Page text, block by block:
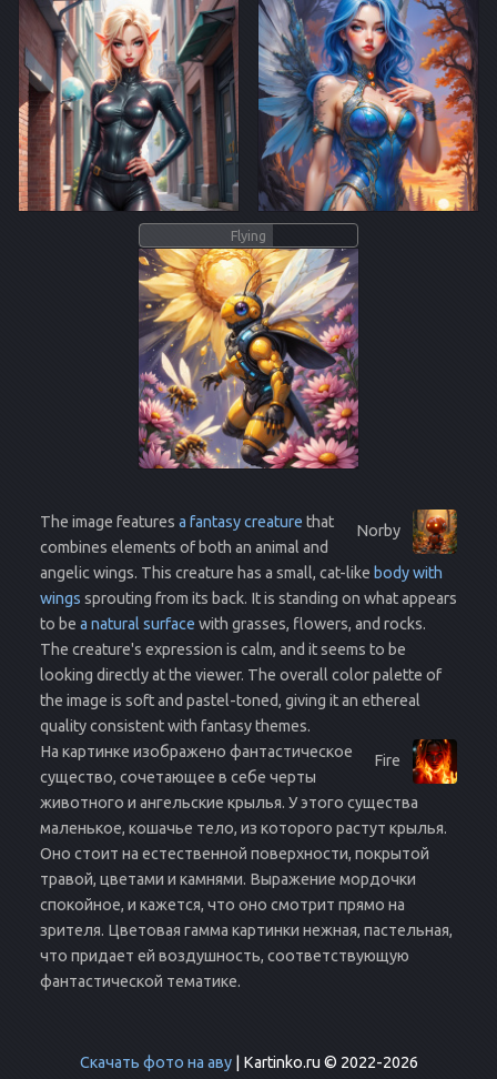
Flying
Norby
The image features a fantasy creature that
combines elements of both an animal and
angelic wings. This creature has a small, cat-like body with
wings sprouting from its back. It is standing on what appears
to be a natural surface with grasses, flowers, and rocks.
The creature's expression is calm, and it seems to be
looking directly at the viewer. The overall color palette of
the image is soft and pastel-toned, giving it an ethereal
quality consistent with fantasy themes.
Fire
На картинке изображено фантастическое
существо, сочетающее в себе черты
животного и ангельские крылья. У этого существа
маленькое, кошачье тело, из которого растут крылья.
Оно стоит на естественной поверхности, покрытой
травой, цветами и камнями. Выражение мордочки
спокойное, и кажется, что оно смотрит прямо на
зрителя. Цветовая гамма картинки нежная, пастельная,
что придает ей воздушность, соответствующую
фантастической тематике.
Скачать фото на аву| Kartinko.ru © 2022-2026